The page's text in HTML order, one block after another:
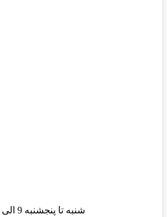
شنبه تا پنجشنبه 9 الی 18 پاسخگوی شما هستیم